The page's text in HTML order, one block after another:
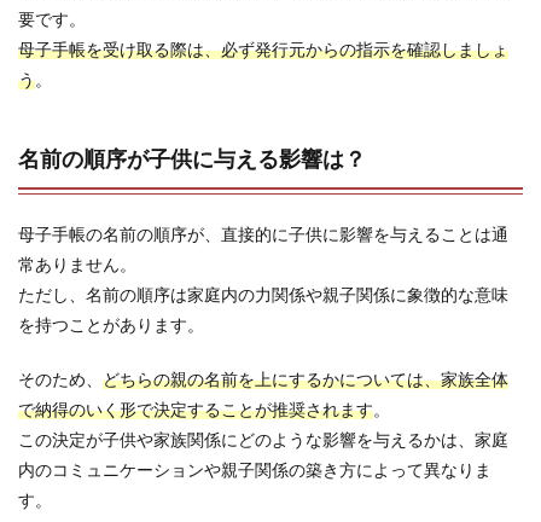
要です。
母子手帳を受け取る際は、必ず発行元からの指示を確認しましょ
う。
名前の順序が子供に与える影響は？
母子手帳の名前の順序が、直接的に子供に影響を与えることは通
常ありません。
ただし、名前の順序は家庭内の力関係や親子関係に象徴的な意味
を持つことがあります。
そのため、 どちらの親の名前を上にするかについては、家族全体
で納得のいく形で決定することが推奨されます。
この決定が子供や家族関係にどのような影響を与えるかは、家庭
内のコミュニケーションや親子関係の築き方によって異なりま
す。